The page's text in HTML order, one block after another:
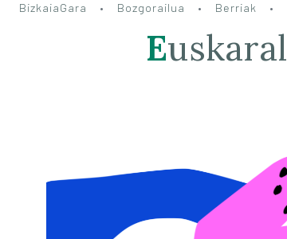
BizkaiaGara Bozgorailua Berriak
Euskaraldia heldu da! Goiatz Urkijo Castañares